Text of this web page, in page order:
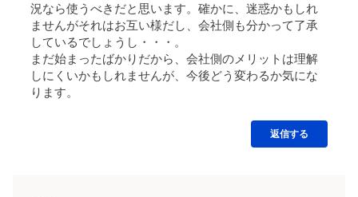
況なら使うべきだと思います。確かに、迷惑かもしれ
ませんがそれはお互い様だし、会社側も分かって了承
しているでしょうし・・・。
まだ始まったばかりだから、会社側のメリットは理解
しにくいかもしれませんが、今後どう変わるか気にな
ります。
返信する